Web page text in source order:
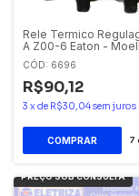
Rele Termico
A Z00-6 Eaton -
CÓD: 6696
R$90,12
3 x de R$30,04sem juros
7